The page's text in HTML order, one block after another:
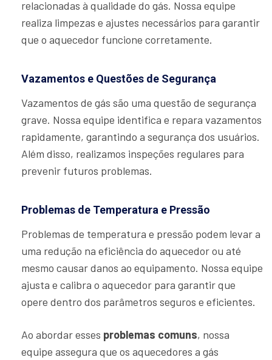
relacionadas à qualidade do gás. Nossa equipe
realiza limpezas e ajustes necessários para garantir
que o aquecedor funcione corretamente.
Vazamentos e Questões de Segurança
Vazamentos de gás são uma questão de segurança
grave. Nossa equipe identifica e repara vazamentos
rapidamente, garantindo a segurança dos usuários.
Além disso, realizamos inspeções regulares para
prevenir futuros problemas.
Problemas de Temperatura e Pressão
Problemas de temperatura e pressão podem levar a
uma redução na eficiência do aquecedor ou até
mesmo causar danos ao equipamento. Nossa equipe
ajusta e calibra o aquecedor para garantir que
opere dentro dos parâmetros seguros e eficientes.
Ao abordar esses problemas comuns, nossa
equipe assegura que os aquecedores a gás